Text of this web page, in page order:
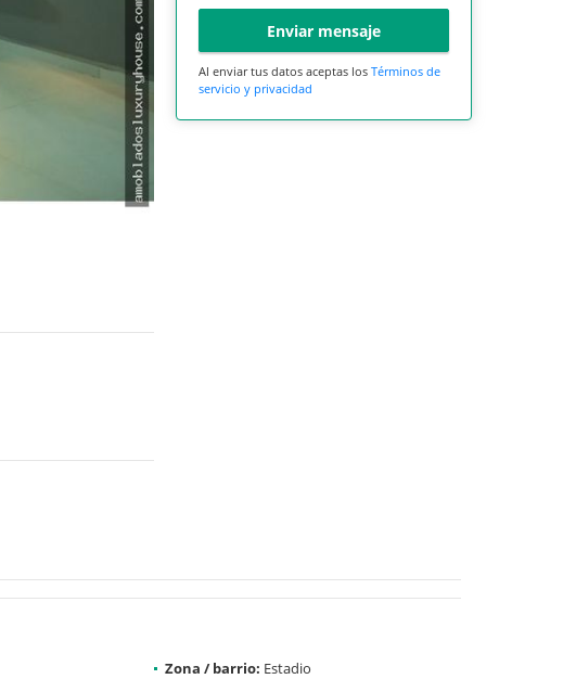
Enviar mensaje
Al enviar tus datos aceptas los Términos de
servicio y privacidad
Zona / barrio: Estadio